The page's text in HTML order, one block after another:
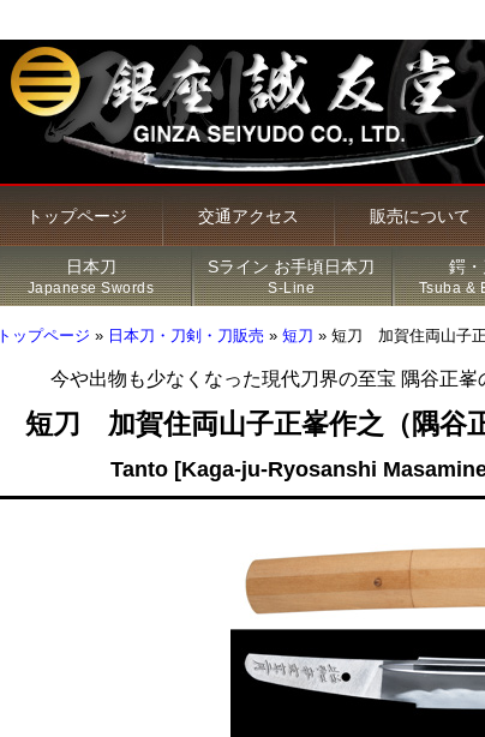
トップページ 交通アクセス 販売について
日本刀
Japanese Swords
新着商品
刀・太刀
槍・薙刀
古名刀
参考資料
研磨・諸工作
Sライン お手頃日本刀
S-Line
Sライン 商品一覧
Sラインについて
鍔
Tsuba &
刀装具
甲冑・鎧・兜
居合刀（模造刀）
火縄銃
その他の商品
トップページ » 日本刀・刀剣・刀販売 » 短刀 » 短刀 加賀住両山子
今や出物も少なくなった現代刀界の至宝 隅谷正
短刀 加賀住両山子正峯作之（隅
Tanto [Kaga-ju-Ryosanshi